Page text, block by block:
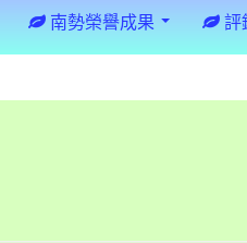
南勢榮譽成果 評